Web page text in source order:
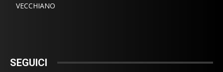
VECCHIANO
SEGUICI